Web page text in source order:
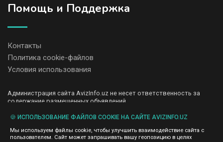
Помощь и Поддержка
Контакты
Политика cookie-файлов
Условия использования
Администрация сайта AvizInfo.uz не несет ответственность за
содержание размещенных объявлений.
передаем и не продаем личную информацию зарегистрированных
правила конфиденциальности сайтов на которые ссылается
🍪 ИСПОЛЬЗОВАНИЕ ФАЙЛОВ COOKIE НА САЙТЕ AVIZINFO.UZ
Мы используем файлы cookie, чтобы улучшить взаимодействие сайта с
пользователем. Сайт может запрашивать вашу геопозицию в целях